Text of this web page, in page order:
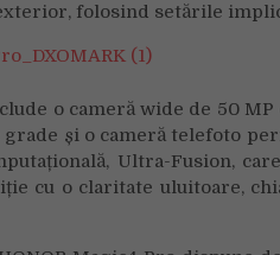
folosind setările
o cameră wide de 50 MP
și o cameră telefoto
Ultra-Fusion,
cu o claritate uluitoare,